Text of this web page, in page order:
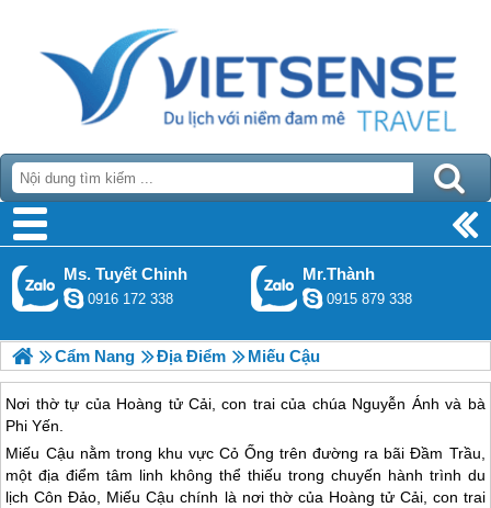
Ms. Tuyết Chinh
0916 172 338
Mr.Thành
0915 879 338
Cẩm Nang Địa Điểm Miếu Cậu
Nơi thờ tự của Hoàng tử Cải, con trai của chúa Nguyễn Ánh và bà
Phi Yến.
Miếu Cậu nằm trong khu vực Cỏ Ống trên đường ra bãi Đầm Trầu,
một địa điểm tâm linh không thể thiếu trong chuyến hành trình du
lịch Côn Đảo, Miếu Cậu chính là nơi thờ của Hoàng tử Cải, con trai